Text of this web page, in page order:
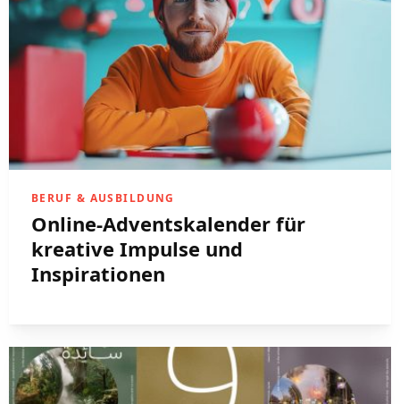
BERUF & AUSBILDUNG
Online-Adventskalender für
kreative Impulse und
Inspirationen